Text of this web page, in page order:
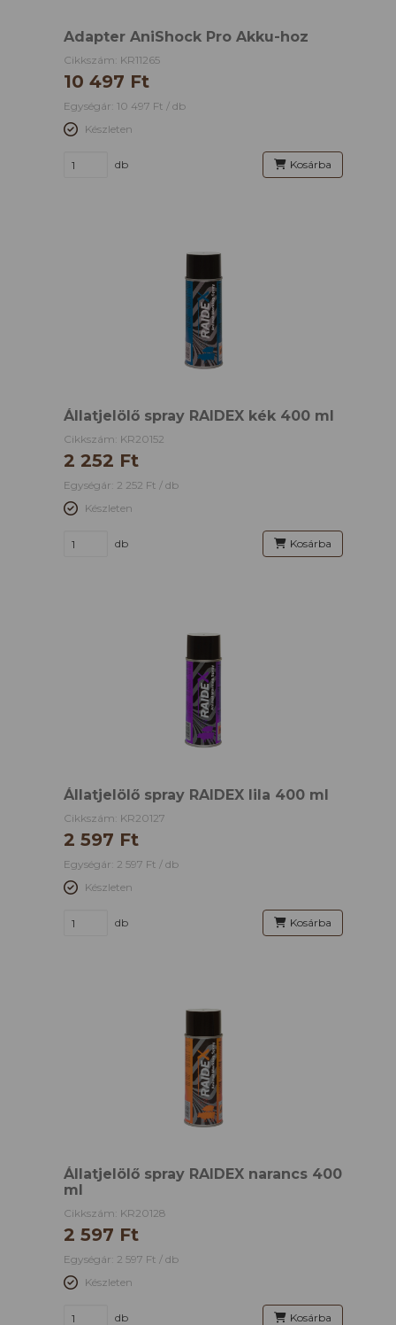
Adapter AniShock Pro Akku-hoz
Cikkszám: KR11265
10 497 Ft
Egységár: 10 497 Ft / db
Készleten
db Kosárba
Állatjelölő spray RAIDEX kék 400 ml
Cikkszám: KR20152
2 252 Ft
Egységár: 2 252 Ft / db
Készleten
db Kosárba
Állatjelölő spray RAIDEX lila 400 ml
Cikkszám: KR20127
2 597 Ft
Egységár: 2 597 Ft / db
Készleten
db Kosárba
Állatjelölő spray RAIDEX narancs 400
ml
Cikkszám: KR20128
2 597 Ft
Egységár: 2 597 Ft / db
Készleten
db Kosárba